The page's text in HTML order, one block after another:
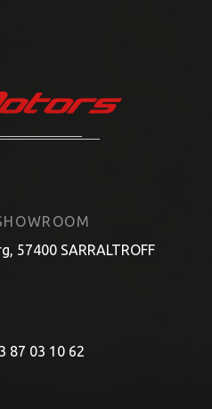
57400 SARRALTROFF
87 03 10 62